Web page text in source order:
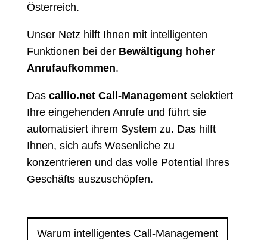
Österreich.
Unser Netz hilft Ihnen mit intelligenten
Funktionen bei der Bewältigung hoher
Anrufaufkommen.
Das callio.net Call-Managementselektiert
Ihre eingehenden Anrufe und führt sie
automatisiert ihrem System zu. Das hilft
Ihnen, sich aufs Wesenliche zu
konzentrieren und das volle Potential Ihres
Geschäfts auszuschöpfen.
Warum intelligentes Call-Management